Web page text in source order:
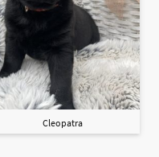
Cleopatra